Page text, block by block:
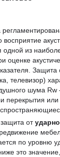
одной из
Защита
телевизор)
шума Rw
перекрытия
от
по уровню
это